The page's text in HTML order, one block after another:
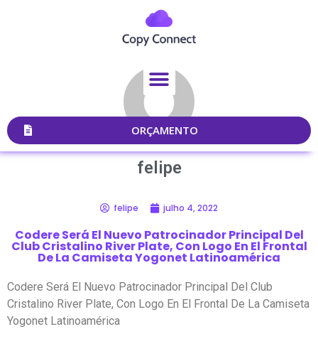
ORÇAMENTO
felipe
felipe julho 4, 2022
Codere Será El Nuevo Patrocinador Principal Del
Club Cristalino River Plate, Con Logo En El Frontal
De La Camiseta Yogonet Latinoamérica
Codere Será El Nuevo Patrocinador Principal Del Club
Cristalino River Plate, Con Logo En El Frontal De La Camiseta
Yogonet Latinoamérica